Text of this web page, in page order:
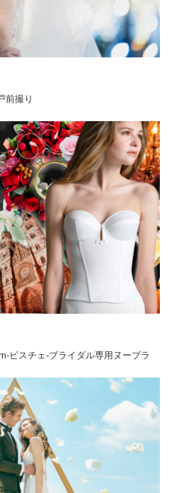
前撮り
ビスチェ-ブライダル専用ヌーブラ